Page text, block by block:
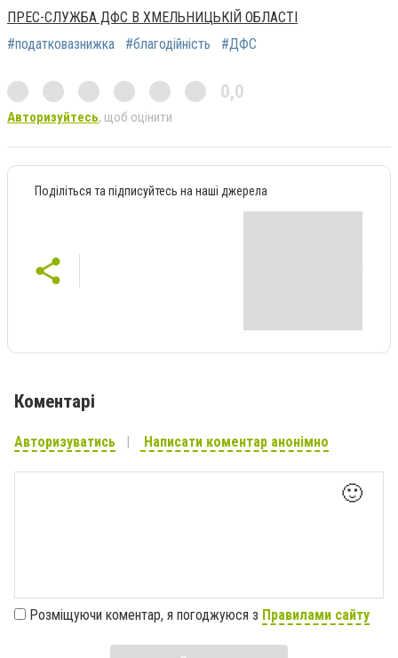
ПРЕС-СЛУЖБА ДФС В ХМЕЛЬНИЦЬКІЙ ОБЛАСТІ
#податковазнижка
#благодійність #ДФС
0,0
Авторизуйтесь, щоб оцінити
Поділіться та підписуйтесь на наші джерела
Коментарі
Авторизуватись Написати коментар анонімно
🙂
Розміщуючи коментар, я погоджуюся з Правилами сайту